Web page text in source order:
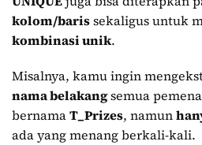
kolom/barissekaligus untuk
kombinasi unik.
Misalnya, kamu ingin
nama belakangsemua
bernamaT_Prizes, namun
ada yang menang berkali-kali.